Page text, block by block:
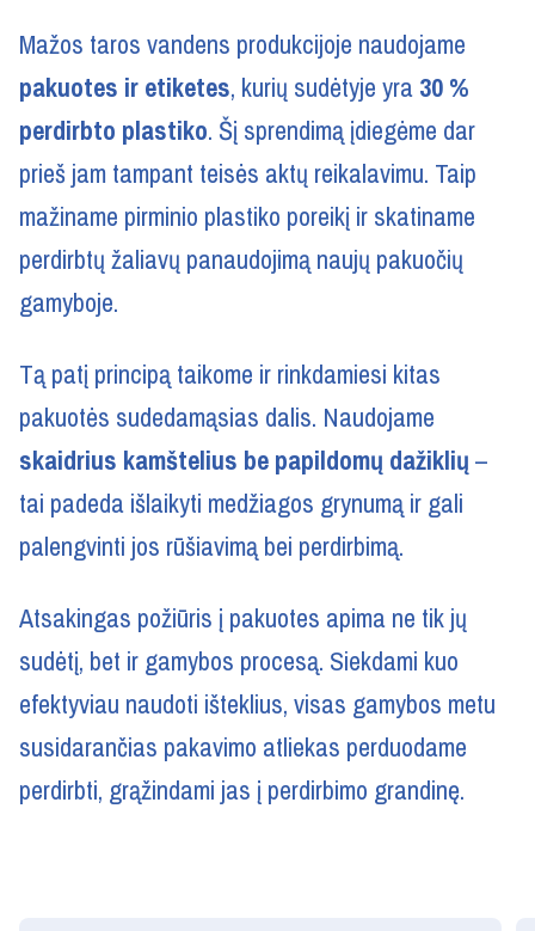
Mažos taros vandens produkcijoje naudojame
pakuotes ir etiketes, kurių sudėtyje yra30 %
perdirbto plastiko. Šį sprendimą įdiegėme dar
prieš jam tampant teisės aktų reikalavimu. Taip
mažiname pirminio plastiko poreikį ir skatiname
perdirbtų žaliavų panaudojimą naujų pakuočių
gamyboje.
Tą patį principą taikome ir rinkdamiesi kitas
pakuotės sudedamąsias dalis. Naudojame
skaidrius kamštelius be papildomų dažiklių–
tai padeda išlaikyti medžiagos grynumą ir gali
palengvinti jos rūšiavimą bei perdirbimą.
Atsakingas požiūris į pakuotes apima ne tik jų
sudėtį, bet ir gamybos procesą. Siekdami kuo
efektyviau naudoti išteklius, visas gamybos metu
susidarančias pakavimo atliekas perduodame
perdirbti, grąžindami jas į perdirbimo grandinę.